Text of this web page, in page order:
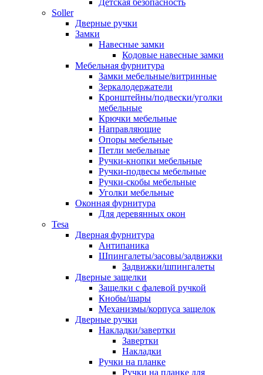
Детская безопасность
Soller
Дверные ручки
Замки
Навесные замки
Кодовые навесные замки
Мебельная фурнитура
Замки мебельные/витринные
Зеркалодержатели
Кронштейны/подвески/уголки
мебельные
Крючки мебельные
Направляющие
Опоры мебельные
Петли мебельные
Ручки-кнопки мебельные
Ручки-подвесы мебельные
Ручки-скобы мебельные
Уголки мебельные
Оконная фурнитура
Для деревянных окон
Tesa
Дверная фурнитура
Антипаника
Шпингалеты/засовы/задвижки
Задвижки/шпингалеты
Дверные защелки
Защелки с фалевой ручкой
Кнобы/шары
Механизмы/корпуса защелок
Дверные ручки
Накладки/завертки
Завертки
Накладки
Ручки на планке
Ручки на планке для